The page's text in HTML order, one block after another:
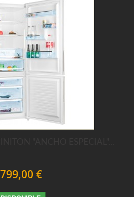
799,00 €